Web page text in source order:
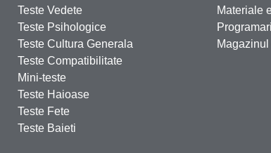
Teste Vedete
Teste Psihologice
Teste Cultura Generala
Teste Compatibilitate
Mini-teste
Teste Haioase
Teste Fete
Teste Baieti
Materiale